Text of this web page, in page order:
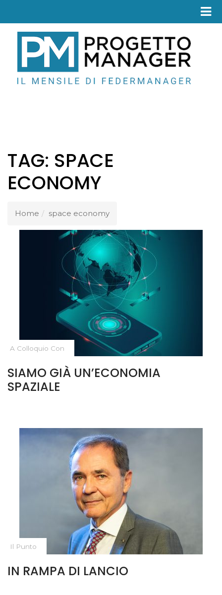
TAG: SPACE
ECONOMY
Home space economy
A Colloquio Con
SIAMO GIÀ UN’ECONOMIA
SPAZIALE
Il Punto
IN RAMPA DI LANCIO